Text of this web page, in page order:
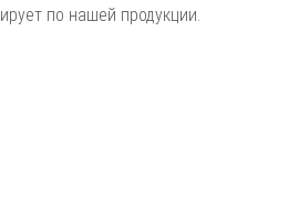
по нашей продукции.